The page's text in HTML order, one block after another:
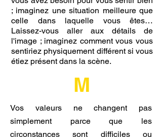
; imaginez une situation meilleure que
celle dans laquelle vous êtes…
Laissez-vous aller aux détails de
l'image ; imaginez comment vous vous
sentiriez physiquement différent si vous
étiez présent dans la scène.
M
Vos valeurs ne changent pas
simplement parce que les
circonstances sont difficiles ou